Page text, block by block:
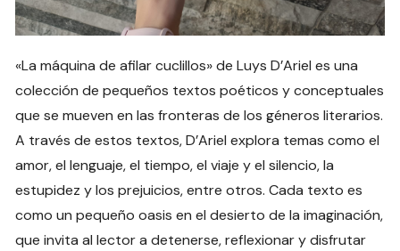
«La máquina de afilar cuclillos» de Luys D’Ariel es una
colección de pequeños textos poéticos y conceptuales
que se mueven en las fronteras de los géneros literarios.
A través de estos textos, D’Ariel explora temas como el
amor, el lenguaje, el tiempo, el viaje y el silencio, la
estupidez y los prejuicios, entre otros. Cada texto es
como un pequeño oasis en el desierto de la imaginación,
que invita al lector a detenerse, reflexionar y disfrutar